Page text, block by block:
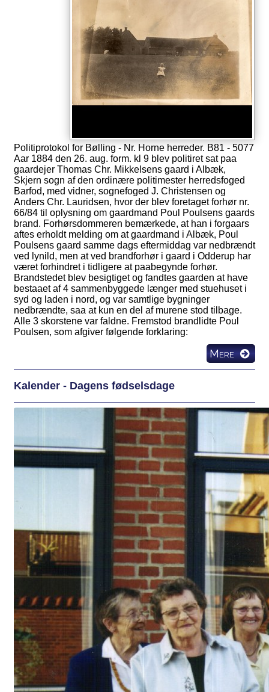
Politiprotokol for Bølling - Nr. Horne herreder. B81 - 5077
Aar 1884 den 26. aug. form. kl 9 blev politiret sat paa
gaardejer Thomas Chr. Mikkelsens gaard i Albæk,
Skjern sogn af den ordinære politimester herredsfoged
Barfod, med vidner, sognefoged J. Christensen og
Anders Chr. Lauridsen, hvor der blev foretaget forhør nr.
66/84 til oplysning om gaardmand Poul Poulsens gaards
brand. Forhørsdommeren bemærkede, at han i forgaars
aftes erholdt melding om at gaardmand i Albæk, Poul
Poulsens gaard samme dags eftermiddag var nedbrændt
ved lynild, men at ved brandforhør i gaard i Odderup har
været forhindret i tidligere at paabegynde forhør.
Brandstedet blev besigtiget og fandtes gaarden at have
bestaaet af 4 sammenbyggede længer med stuehuset i
syd og laden i nord, og var samtlige bygninger
nedbrændte, saa at kun en del af murene stod tilbage.
Alle 3 skorstene var faldne. Fremstod brandlidte Poul
Poulsen, som afgiver følgende forklaring:
Mere
Kalender - Dagens fødselsdage